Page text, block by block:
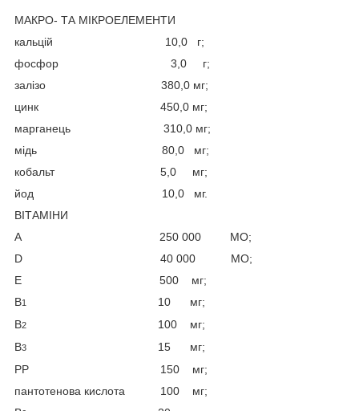
МАКРО- ТА МІКРОЕЛЕМЕНТИ
кальцій 10,0 г;
фосфор 3,0 г;
залізо 380,0 мг;
цинк 450,0 мг;
марганець 310,0 мг;
мідь 80,0 мг;
кобальт 5,0 мг;
йод 10,0 мг.
ВІТАМІНИ
А 250 000 МО;
D 40 000 МО;
Е 500 мг;
В1
10 мг;
В2
100 мг;
В3
15 мг;
РР 150 мг;
пантотенова кислота 100 мг;